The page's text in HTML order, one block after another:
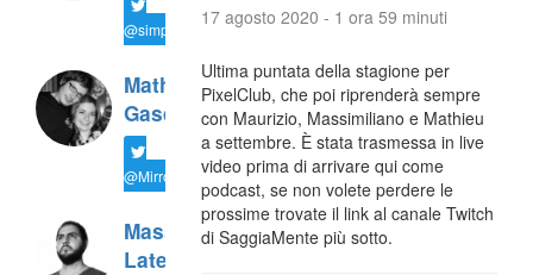
@simplemal
Mathieu
Gasquet
@MirrorLessons
Massimiliano
Latella
17 agosto 2020 - 1 ora 59 minuti
Ultima puntata della stagione per
PixelClub, che poi riprenderà sempre
con Maurizio, Massimiliano e Mathieu
a settembre. È stata trasmessa in live
video prima di arrivare qui come
podcast, se non volete perdere le
prossime trovate il link al canale Twitch
di SaggiaMente più sotto.